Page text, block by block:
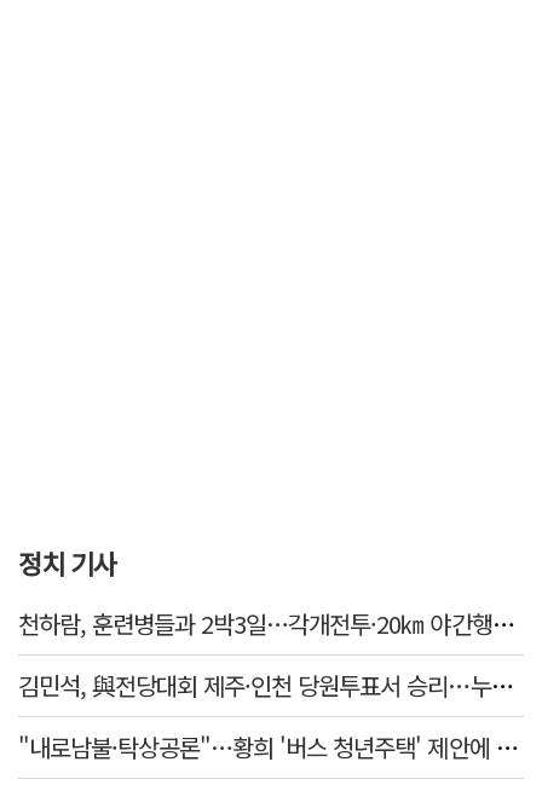
정치 기사
천하람, 훈련병들과 2박3일…각개전투·20㎞ 야간행군 체험
김민석, 與전당대회 제주·인천 당원투표서 승리…누적 득표는 '초박빙'
"내로남불·탁상공론"…황희 '버스 청년주택' 제안에 與 내부서도 쓴소리